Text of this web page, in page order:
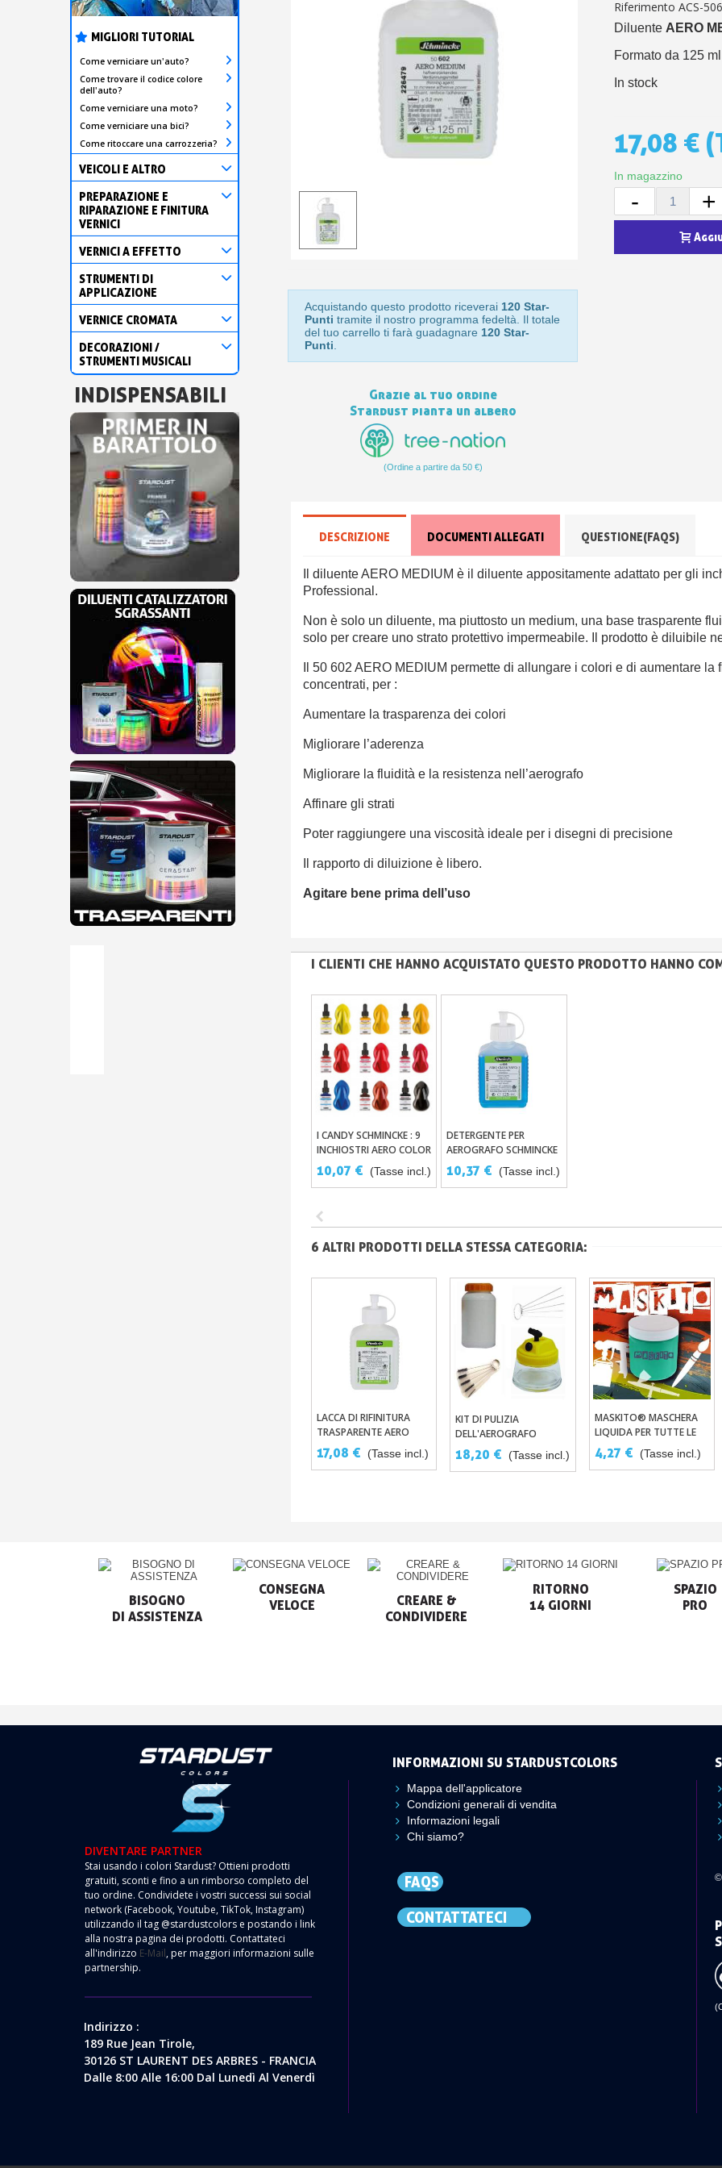
10€ di buono
Iscriviti alla
MIGLIORI TUTORIAL
Come verniciare un'auto?
Come trovare il codice colore
dell'auto?
Come verniciare una moto?
Come verniciare una bici?
Come ritoccare una carrozzeria?
VEICOLI E ALTRO
PREPARAZIONE E
RIPARAZIONE E FINITURA
VERNICI
VERNICI A EFFETTO
STRUMENTI DI
APPLICAZIONE
VERNICE CROMATA
DECORAZIONI /
STRUMENTI MUSICALI
INDISPENSABILI
Acquistando questo prodotto riceverai 120 Star-
Punti tramite il nostro programma fedeltà. Il totale
del tuo carrello ti farà guadagnare 120 Star-
Punti.
Grazie al tuo ordine
Stardust pianta un albero
(Ordine a partire da 50 €)
Riferimento ACS-
Diluente AERO
Formato da 125 ml
In stock
17,08 €
In magazzino
- +
DESCRIZIONE DOCUMENTI ALLEGATI QUESTIONE(FAQS)
Il diluente AERO MEDIUM è il diluente appositamente adattato per gli
Professional.
Non è solo un diluente, ma piuttosto un medium, una base trasparente
solo per creare uno strato protettivo impermeabile.
Il prodotto è diluibile
Il 50 602 AERO MEDIUM permette di allungare i colori e di aumentare
concentrati, per :
Aumentare la trasparenza dei colori
Migliorare l’aderenza
Migliorare la fluidità e la resistenza nell’aerografo
Affinare gli strati
Poter raggiungere una viscosità ideale per i disegni di precisione
Il rapporto di diluizione è libero.
Agitare bene prima dell’uso
I CLIENTI CHE HANNO ACQUISTATO QUESTO PRODOTTO HANNO
Aggiungi Al Carrello
I CANDY SCHMINCKE : 9
INCHIOSTRI AERO COLOR
ULTRA FINI E INTENSI
10,07 € (Tasse incl.)
Aggiungi Al Carrello
DETERGENTE PER
AEROGRAFO SCHMINCKE
AERO COLOR
10,37 € (Tasse incl.)
6 ALTRI PRODOTTI DELLA STESSA CATEGORIA:
Aggiungi Al Carrello
LACCA DI RIFINITURA
TRASPARENTE AERO
LACK 125ML
17,08 € (Tasse incl.)
Aggiungi Al Carrello
KIT DI PULIZIA
DELL'AEROGRAFO
18,20 € (Tasse incl.)
Aggiungi Al Carrello
MASKITO® MASCHERA
LIQUIDA PER TUTTE LE
TECNICHE DI PITTURA
4,27 € (Tasse incl.)
BISOGNO
CONSEGNA
VELOCE
CREARE &
CONDIVIDERE
RITORNO
14 GIORNI
SPAZIO
PRO
DIVENTARE PARTNER
Stai usando i colori Stardust? Ottieni prodotti
gratuiti, sconti e fino a un rimborso completo del
tuo ordine. Condividete i vostri successi sui social
network (Facebook, Youtube, TikTok, Instagram)
utilizzando il tag @stardustcolors e postando i link
alla nostra pagina dei prodotti. Contattateci
all'indirizzo E-Mail, per maggiori informazioni sulle
partnership.
Indirizzo :
189 Rue Jean Tirole,
30126 ST LAURENT DES ARBRES - FRANCIA
Dalle 8:00 Alle 16:00 Dal Lunedì Al Venerdì
INFORMAZIONI SU STARDUSTCOLORS
Mappa dell'applicatore
Condizioni generali di vendita
Informazioni legali
Chi siamo?
FAQS
CONTATTATECI
©